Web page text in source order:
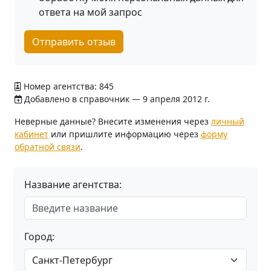
ответа на мой запрос
Отправить отзыв
Номер агентства: 845
Добавлено в справочник — 9 апреля 2012 г.
Неверные данные? Внесите изменения через личный
кабинет или пришлите информацию через форму
обратной связи.
Название агентства:
Город: